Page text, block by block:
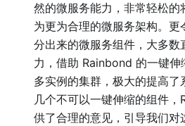
然的微服务能力，非常轻松
为更为合理的微服务架构。
分出来的微服务组件，大多
力，借助 Rainbond 的一键伸
多实例的集群，极大的提高
几个不可以一键伸缩的组件
供了合理的意见，引导我们对